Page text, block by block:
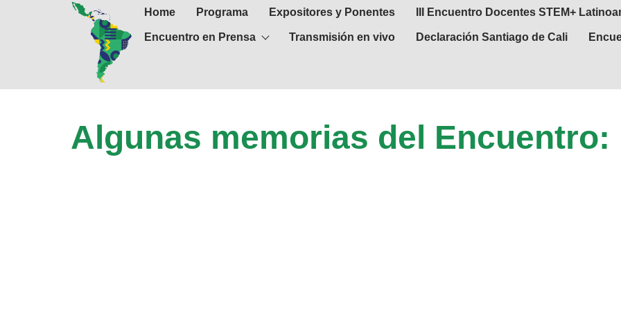
Home Programa Expositores y Ponentes III Encuentro Docentes STEM+
Encuentro en Prensa Transmisión en vivo Declaración Santiago de Cali
Algunas memorias del Encuentro: